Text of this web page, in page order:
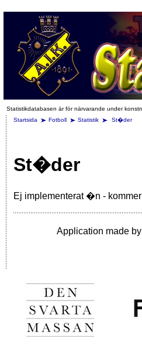
Statistikdatabasen är för närvarande under
Startsida
Fotboll Statistik St�der
St�der
Ej implementerat �n -
Application made by